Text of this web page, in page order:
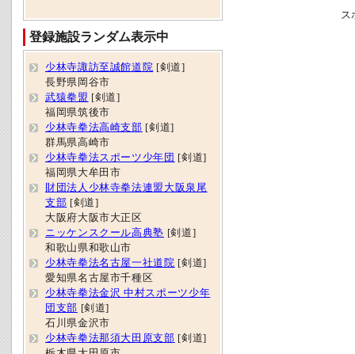
ス
登録施設ランダム表示中
少林寺諏訪至誠館道院 [剣道]
長野県岡谷市
武猿拳盟 [剣道]
福岡県筑後市
少林寺拳法高崎支部 [剣道]
群馬県高崎市
少林寺拳法スポーツ少年団 [剣道]
福岡県大牟田市
財団法人少林寺拳法連盟大阪泉尾
支部 [剣道]
大阪府大阪市大正区
ニッケンスクール高典塾 [剣道]
和歌山県和歌山市
少林寺拳法名古屋一社道院 [剣道]
愛知県名古屋市千種区
少林寺拳法金沢 中村スポーツ少年
団支部 [剣道]
石川県金沢市
少林寺拳法那須大田原支部 [剣道]